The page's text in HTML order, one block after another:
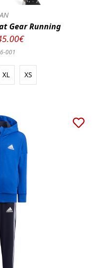
Gear Running
001
XL XS